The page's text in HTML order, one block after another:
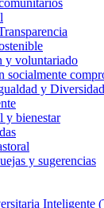
y voluntariado
socialmente
y Diversidad
y bienestar
y sugerencias
Inteligente